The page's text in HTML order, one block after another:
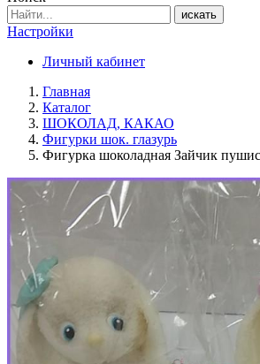
искать
Настройки
Личный кабинет
Главная
Каталог
ШОКОЛАД, КАКАО
Фигурки шок. глазурь
Фигурка шоколадная Зайчик